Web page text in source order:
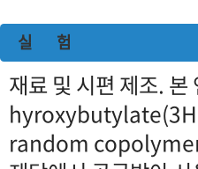
실 험
재료 및 시편 제조.
random